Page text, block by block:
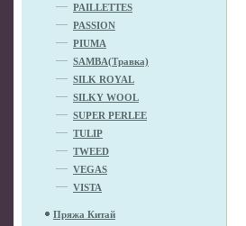
PAILLETTES
PASSION
PIUMA
SAMBA(Травка)
SILK ROYAL
SILKY WOOL
SUPER PERLEE
TULIP
TWEED
VEGAS
VISTA
Пряжа Китай